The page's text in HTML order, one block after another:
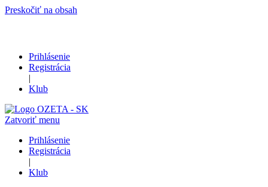
Preskočiť na obsah
Prihlásenie
Registrácia
|
Klub
Zatvoriť menu
Prihlásenie
Registrácia
|
Klub